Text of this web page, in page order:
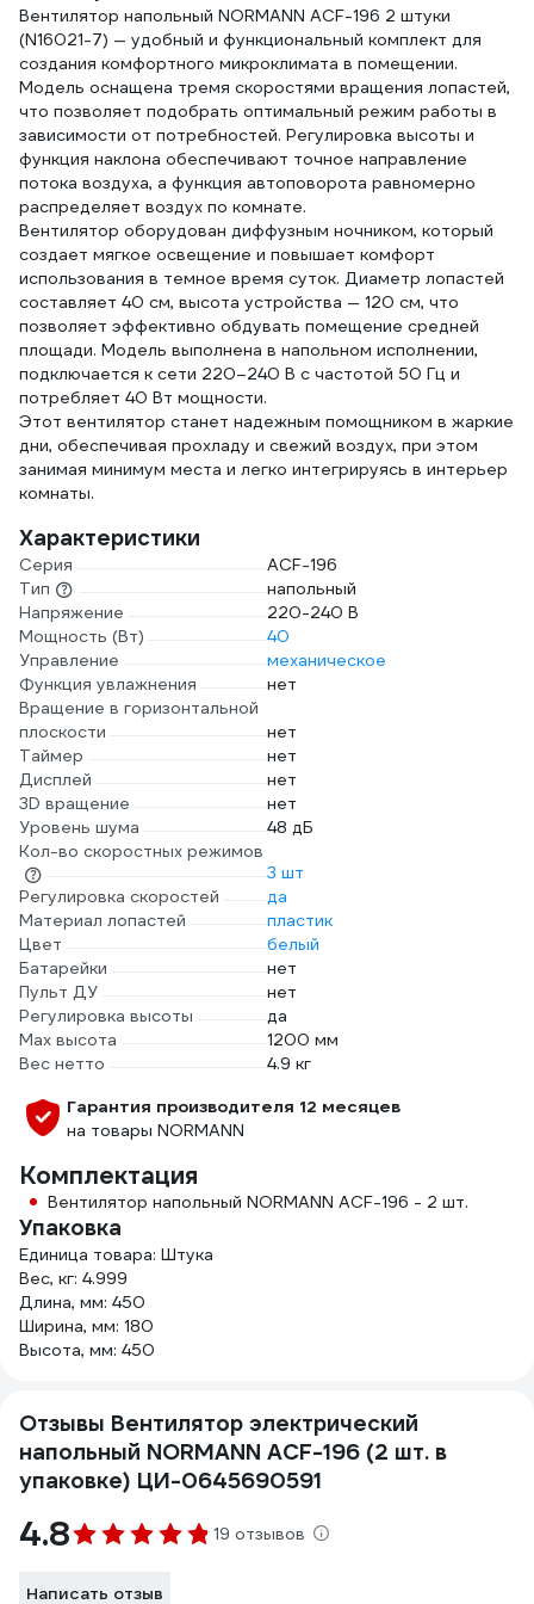
2,4A
Вентилятор напольный NORMANN ACF-196 2 штуки
(N16021-7) — удобный и функциональный комплект для
создания комфортного микроклимата в помещении.
Модель оснащена тремя скоростями вращения лопастей,
что позволяет подобрать оптимальный режим работы в
зависимости от потребностей. Регулировка высоты и
функция наклона обеспечивают точное направление
потока воздуха, а функция автоповорота равномерно
распределяет воздух по комнате.
Вентилятор оборудован диффузным ночником, который
создает мягкое освещение и повышает комфорт
использования в темное время суток. Диаметр лопастей
составляет 40 см, высота устройства — 120 см, что
позволяет эффективно обдувать помещение средней
площади. Модель выполнена в напольном исполнении,
подключается к сети 220–240 В с частотой 50 Гц и
потребляет 40 Вт мощности.
Этот вентилятор станет надежным помощником в жаркие
дни, обеспечивая прохладу и свежий воздух, при этом
занимая минимум места и легко интегрируясь в интерьер
комнаты.
Характеристики
Серия
ACF-196
Тип
напольный
Напряжение
220-240 В
Мощность (Вт)
40
Управление
механическое
Функция увлажнения
нет
Вращение в горизонтальной
плоскости
нет
Таймер
нет
Дисплей
нет
3D вращение
нет
Уровень шума
48 дБ
Кол-во скоростных режимов
3 шт
Регулировка скоростей
да
Материал лопастей
пластик
Цвет
белый
Батарейки
нет
Пульт ДУ
нет
Регулировка высоты
да
Max высота
1200 мм
Вес нетто
4.9 кг
Гарантия производителя 12 месяцев
на товары NORMANN
Комплектация
Вентилятор напольный NORMANN ACF-196 - 2 шт.
Упаковка
Единица товара: Штука
Вес, кг: 4.999
Длина, мм: 450
Ширина, мм: 180
Высота, мм: 450
Отзывы Вентилятор электрический
напольный NORMANN ACF-196 (2 шт. в
упаковке) ЦИ-0645690591
4.8 19 отзывов
Написать отзыв